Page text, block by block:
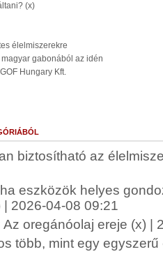
(x)
élelmiszerekre
gabonából az idén
Hungary Kft.
biztosítható az
eszközök helyes
2026-04-08 09:21
oregánóolaj ereje (x) |
több, mint egy